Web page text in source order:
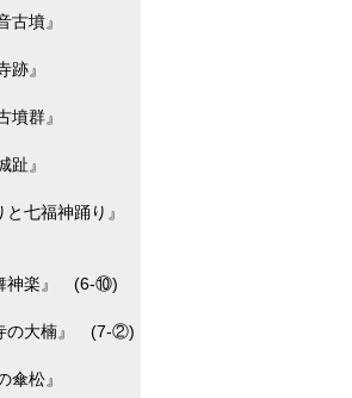
墳』
』
群』
』
と七福神踊り』
神楽』 (6-⑩)
の大楠』 (7-②)
松』